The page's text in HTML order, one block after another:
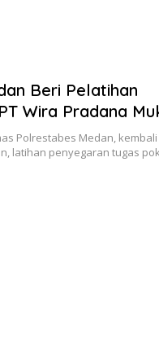
Beri Pelatihan
Wira Pradana
Polrestabes Medan, kembali
latihan penyegaran tugas